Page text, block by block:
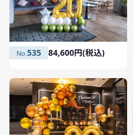
535 84,600円(税込)